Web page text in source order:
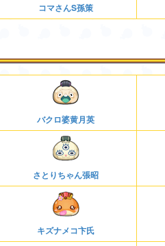
コマさんS孫策
バクロ婆黄月英
さとりちゃん張昭
キズナメコ卞氏